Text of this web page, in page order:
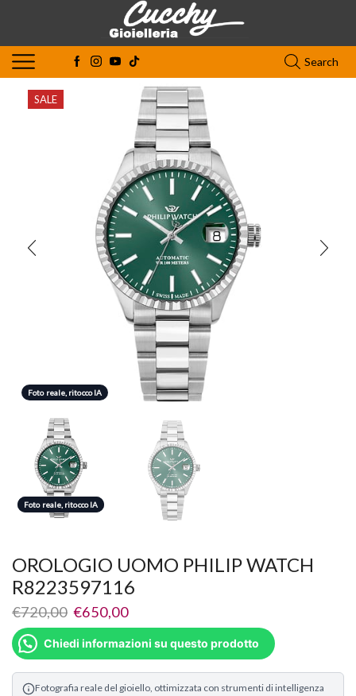
Search
SALE
Foto reale, ritocco IA
Foto reale, ritocco IA
Foto reale, ritocco IA
OROLOGIO UOMO PHILIP WATCH
R8223597116
€720,00 €650,00
Chiedi informazioni su questo prodotto
Fotografia reale del gioiello, ottimizzata con strumenti di intelligenza